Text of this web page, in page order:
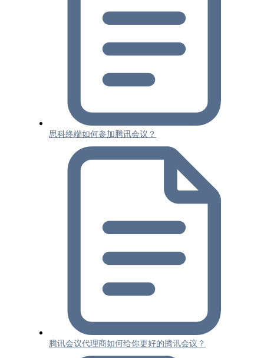
思科终端如何参加腾讯会议？
腾讯会议代理商如何给你更好的腾讯会议？